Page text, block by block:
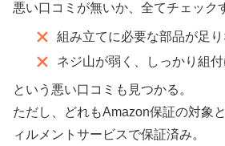
悪い口コミが無いか、全てチェック
組み立てに必要な部品が足り
ネジ山が弱く、しっかり組
という悪い口コミも見つかる。
ただし、どれもAmazon保証の対象
ィルメントサービスで保証済み。